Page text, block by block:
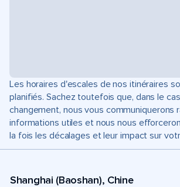
Les horaires d'escales de nos itinéraires
planifiés. Sachez toutefois que, dans le
changement, nous vous communiquerons
informations utiles et nous nous
la fois les décalages et leur impact sur
Shanghai (Baoshan), Chine